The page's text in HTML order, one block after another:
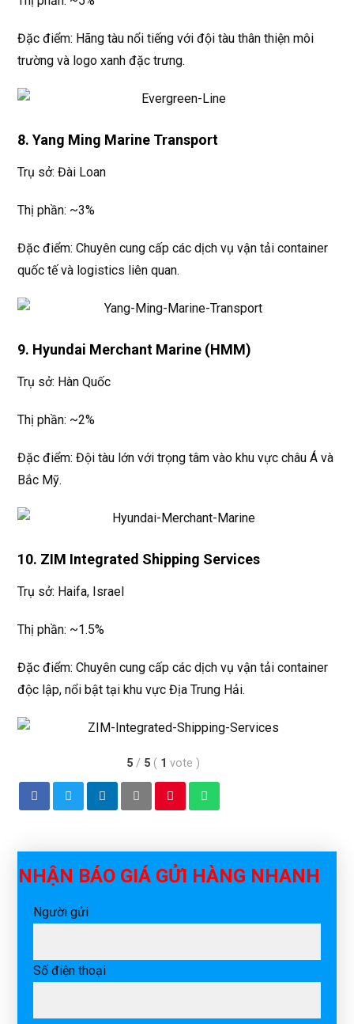
Đặc điểm: Hãng tàu nổi tiếng với đội tàu thân thiện môi
trường và logo xanh đặc trưng.
8. Yang Ming Marine Transport
Trụ sở: Đài Loan
Thị phần: ~3%
Đặc điểm: Chuyên cung cấp các dịch vụ vận tải container
quốc tế và logistics liên quan.
9. Hyundai Merchant Marine (HMM)
Trụ sở: Hàn Quốc
Thị phần: ~2%
Đặc điểm: Đội tàu lớn với trọng tâm vào khu vực châu Á và
Bắc Mỹ.
10. ZIM Integrated Shipping Services
Trụ sở: Haifa, Israel
Thị phần: ~1.5%
Đặc điểm: Chuyên cung cấp các dịch vụ vận tải container
độc lập, nổi bật tại khu vực Địa Trung Hải.
5 / 5 ( 1 vote )
NHẬN BÁO GIÁ GỬI HÀNG NHANH
Người gửi
Số điện thoại